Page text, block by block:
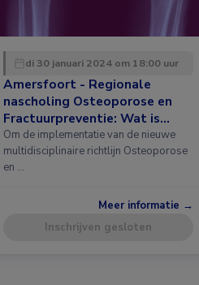
di 30 januari 2024 om 18:00 uur
Amersfoort - Regionale
nascholing Osteoporose en
Fractuurpreventie: Wat is
nieuw in de richtlijn?
Om de implementatie van de nieuwe
multidisciplinaire richtlijn Osteoporose
en …
Meer informatie →
Inschrijven gesloten